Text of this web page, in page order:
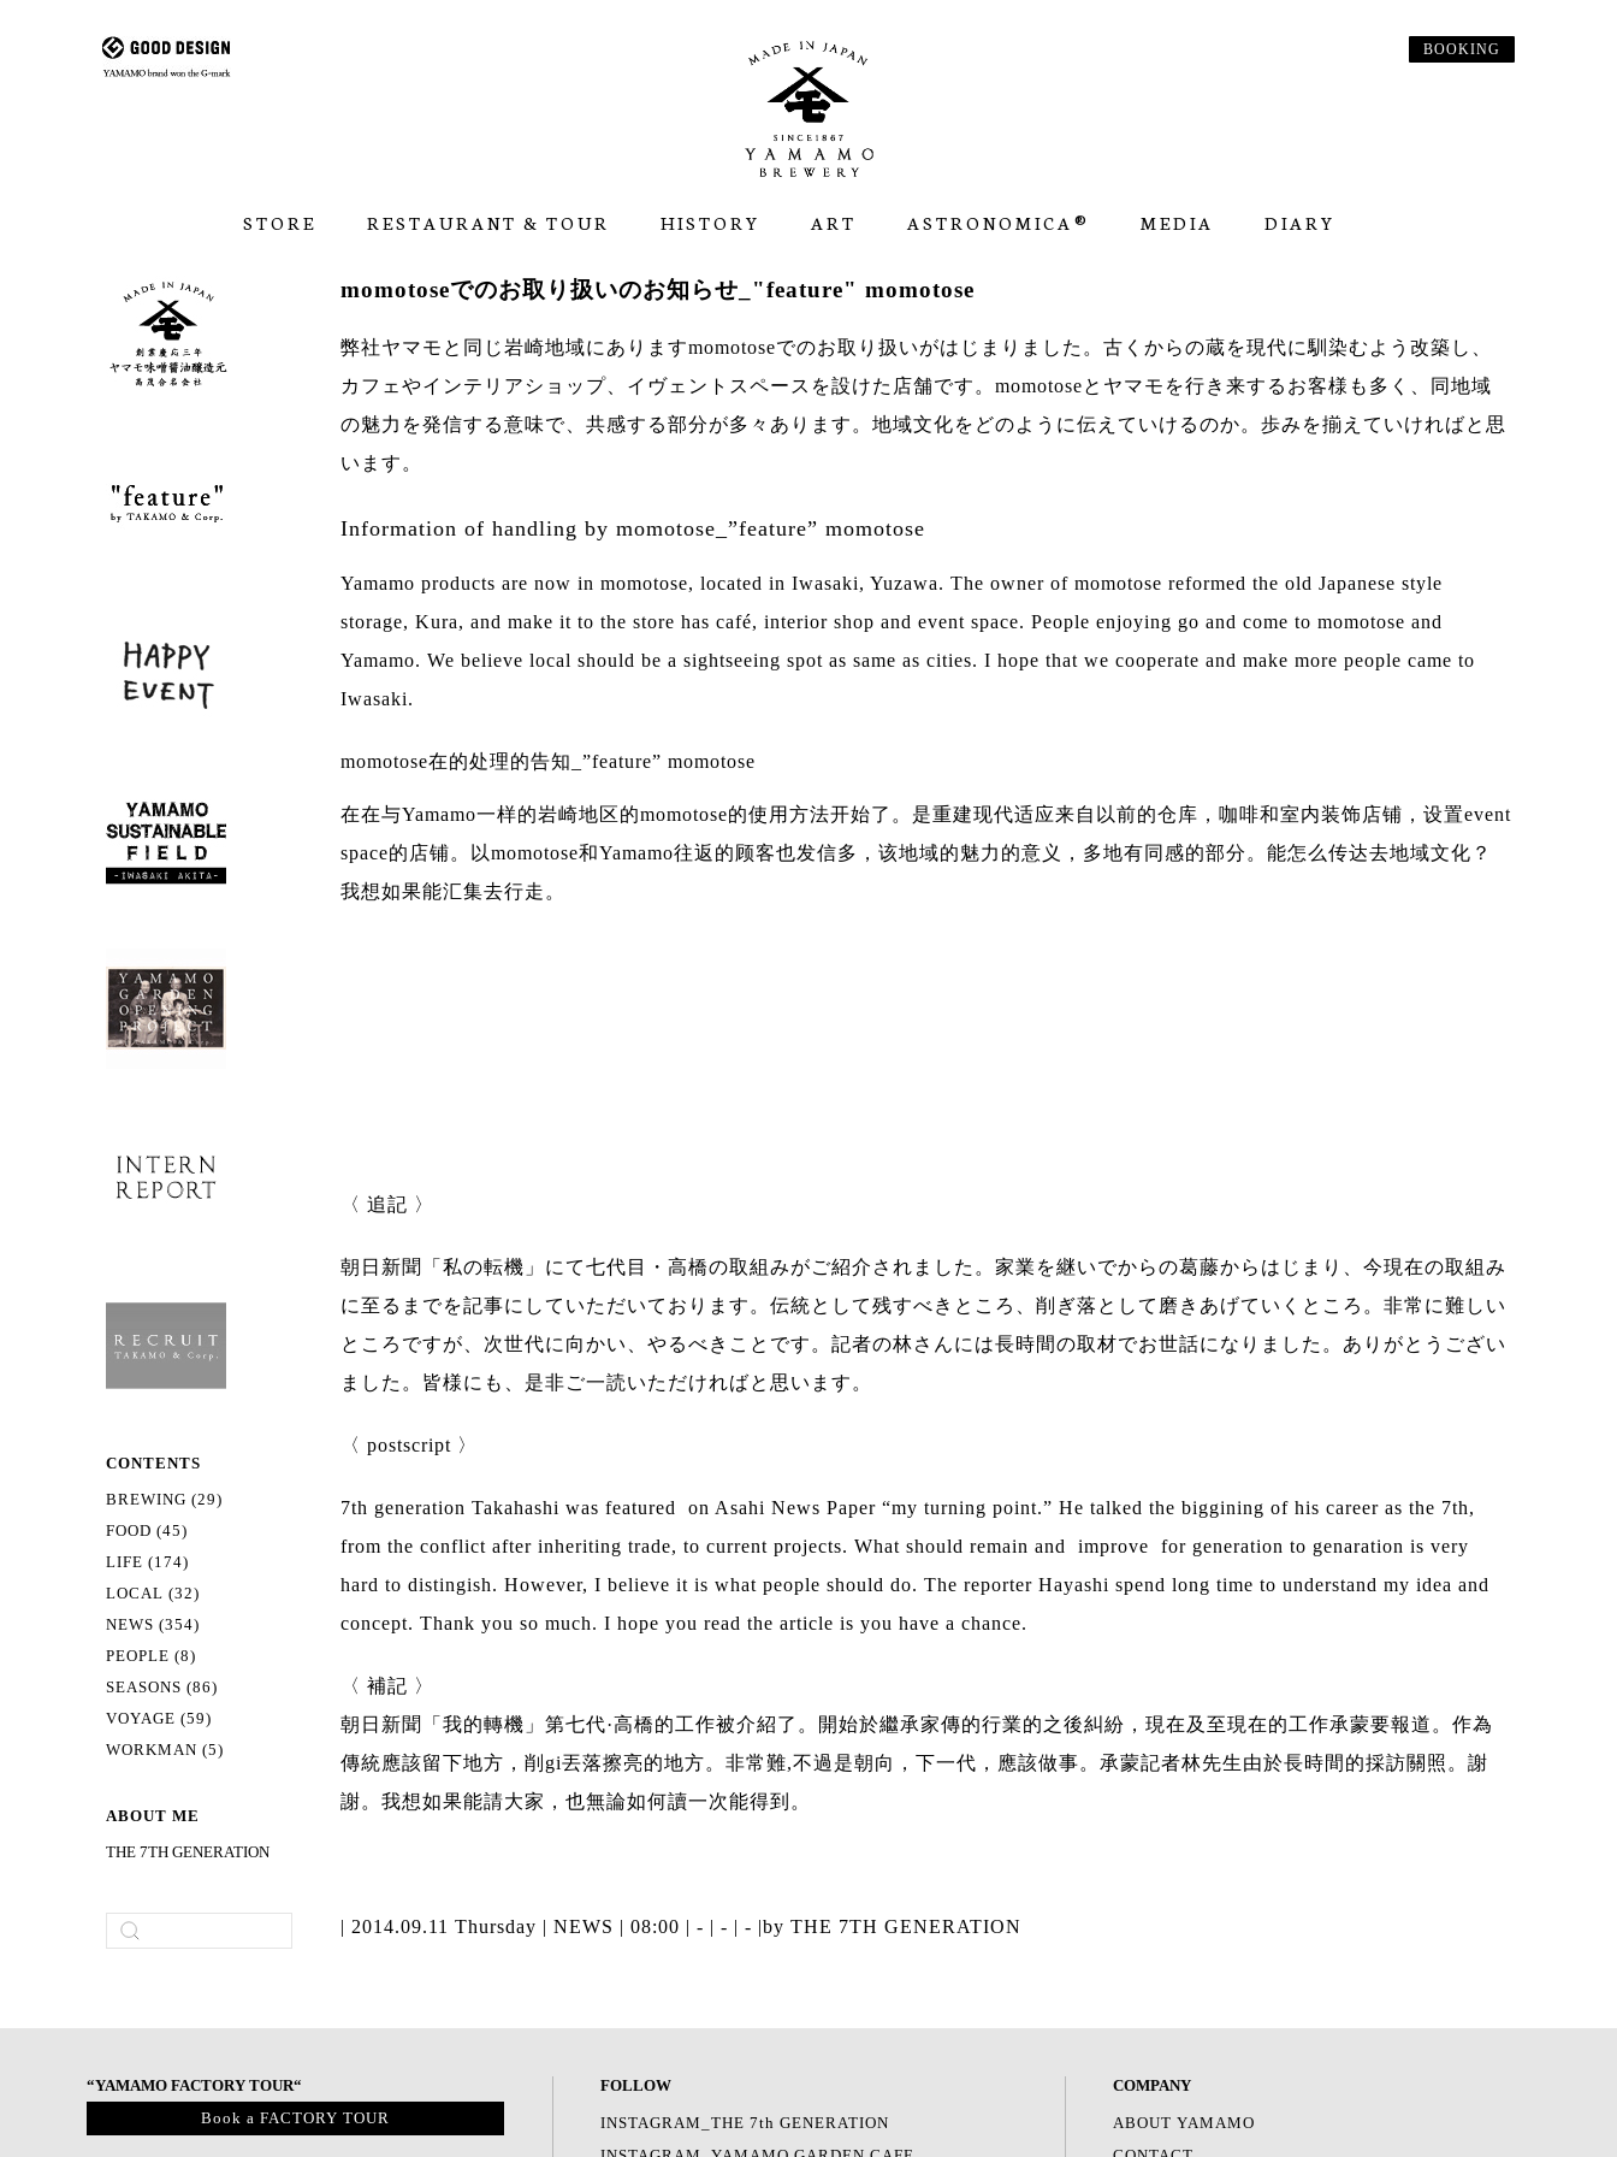
BOOKING
STORE RESTAURANT & TOUR HISTORY ART ASTRONOMICA®︎ MEDIA DIARY
momotoseでのお取り扱いのお知らせ_"feature" momotose
弊社ヤマモと同じ岩崎地域にありますmomotoseでのお取り扱いがはじまりました。古くからの蔵を現代に馴染むよう改築し、
カフェやインテリアショップ、イヴェントスペースを設けた店舗です。momotoseとヤマモを行き来するお客様も多く、同地域
の魅力を発信する意味で、共感する部分が多々あります。地域文化をどのように伝えていけるのか。歩みを揃えていければと思
います。
Information of handling by momotose_”feature” momotose
Yamamo products are now in momotose, located in Iwasaki, Yuzawa. The owner of momotose reformed the old Japanese style
storage, Kura, and make it to the store has café, interior shop and event space. People enjoying go and come to momotose and
Yamamo. We believe local should be a sightseeing spot as same as cities. I hope that we cooperate and make more people came to
Iwasaki.
momotose在的处理的告知_”feature” momotose
在在与Yamamo一样的岩崎地区的momotose的使用方法开始了。是重建现代适应来自以前的仓库，咖啡和室内装饰店铺，设置event
space的店铺。以momotose和Yamamo往返的顾客也发信多，该地域的魅力的意义，多地有同感的部分。能怎么传达去地域文化？
我想如果能汇集去行走。
〈 追記 〉
朝日新聞「私の転機」にて七代目・高橋の取組みがご紹介されました。家業を継いでからの葛藤からはじまり、今現在の取組み
に至るまでを記事にしていただいております。伝統として残すべきところ、削ぎ落として磨きあげていくところ。非常に難しい
ところですが、次世代に向かい、やるべきことです。記者の林さんには長時間の取材でお世話になりました。ありがとうござい
ました。皆様にも、是非ご一読いただければと思います。
〈 postscript 〉
7th generation Takahashi was featured on Asahi News Paper “my turning point.” He talked the biggining of his career as the 7th,
from the conflict after inheriting trade, to current projects. What should remain and improve for generation to genaration is very
hard to distingish. However, I believe it is what people should do. The reporter Hayashi spend long time to understand my idea and
concept. Thank you so much. I hope you read the article is you have a chance.
〈 補記 〉
朝日新聞「我的轉機」第七代·高橋的工作被介紹了。開始於繼承家傳的行業的之後糾紛，現在及至現在的工作承蒙要報道。作為
傳統應該留下地方，削gi丟落擦亮的地方。非常難,不過是朝向，下一代，應該做事。承蒙記者林先生由於長時間的採訪關照。謝
謝。我想如果能請大家，也無論如何讀一次能得到。
| 2014.09.11 Thursday | NEWS | 08:00 | - | - | - |by THE 7TH GENERATION
CONTENTS
BREWING (29)
FOOD (45)
LIFE (174)
LOCAL (32)
NEWS (354)
PEOPLE (8)
SEASONS (86)
VOYAGE (59)
WORKMAN (5)
ABOUT ME
THE 7TH GENERATION
“YAMAMO FACTORY TOUR“
Book a FACTORY TOUR
FOLLOW
INSTAGRAM_THE 7th GENERATION
COMPANY
ABOUT YAMAMO